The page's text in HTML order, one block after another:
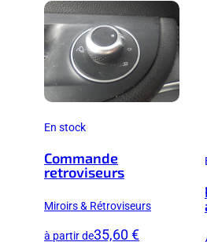
En stock
Commande
retroviseurs
Miroirs & Rétroviseurs
à partir de35,60 €